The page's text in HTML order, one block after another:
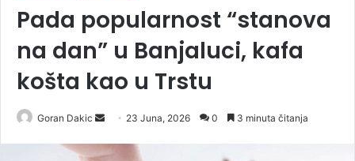
Pada popularnost “stanova
na dan” u Banjaluci, kafa
košta kao u Trstu
Goran Dakic
n
23 Juna, 2026 0 3 minuta čitanja